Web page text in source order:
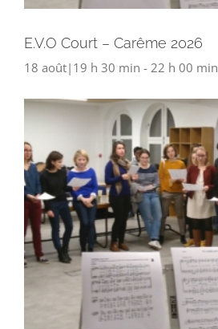
E.V.O Court – Carême 2026
18 août|19 h 30 min - 22 h 00 min